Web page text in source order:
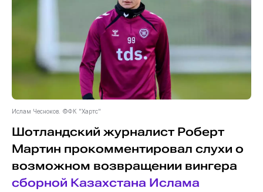
Ислам Чесноков. ©ФК "Хартс"
Шотландский журналист Роберт
Мартин прокомментировал слухи о
возможном возвращении вингера
сборной Казахстана Ислама